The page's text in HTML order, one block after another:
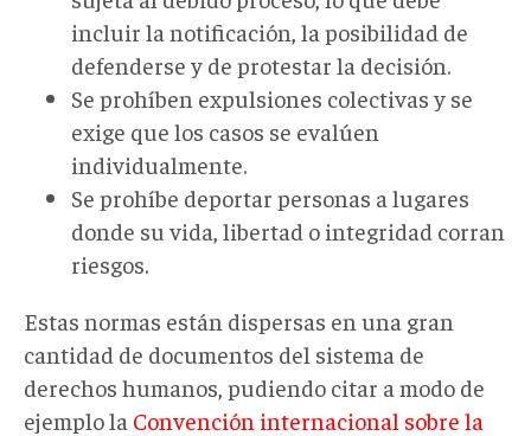
incluir la notificación, la posibilidad de
defenderse y de protestar la decisión.
Se prohíben expulsiones colectivas y se
exige que los casos se evalúen
individualmente.
Se prohíbe deportar personas a lugares
donde su vida, libertad o integridad corran
riesgos.
Estas normas están dispersas en una gran
cantidad de documentos del sistema de
derechos humanos, pudiendo citar a modo de
ejemplo la Convención internacional sobre la